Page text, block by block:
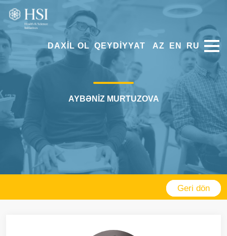
DAXIL OL QEYDIYYAT AZ EN RU
AYBƏNIZ MURTUZOVA
Geri dön